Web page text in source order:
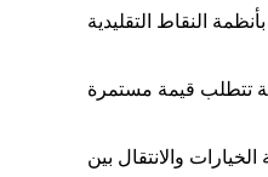
تتطلب قيمة مستمرة
والانتقال بين